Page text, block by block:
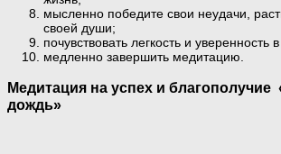
мысленно победите свои неудачи,
своей души;
почувствовать легкость и уверенность
медленно завершить медитацию.
Медитация на успех и
дождь»